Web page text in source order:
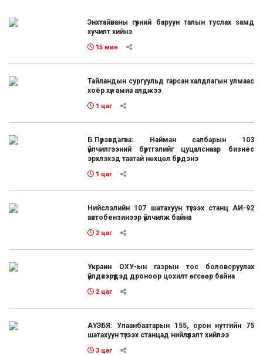
Энхтайваны гүүрний баруун талын туслах замд
хучилт хийнэ
15 мин
Тайландын сургуульд гарсан халдлагын улмаас
хоёр хүн амиа алджээ
1 цаг
Б.Пүрэвдагва: Найман салбарын 103
үйлчилгээний бүртгэлийг цуцалснаар бизнес
эрхлэхэд таатай нөхцөл бүрдэнэ
1 цаг
Нийслэлийн 107 шатахуун түгээх станц АИ-92
автобензинээр үйлчилж байна
2 цаг
Украин ОХУ-ын газрын тос боловсруулах
үйлдвэрүүдэд дроноор цохилт өгсөөр байна
2 цаг
АҮЭБЯ: Улаанбаатарын 155, орон нутгийн 75
шатахуун түгээх станцад нийлүүлэлт хийлээ
3 цаг